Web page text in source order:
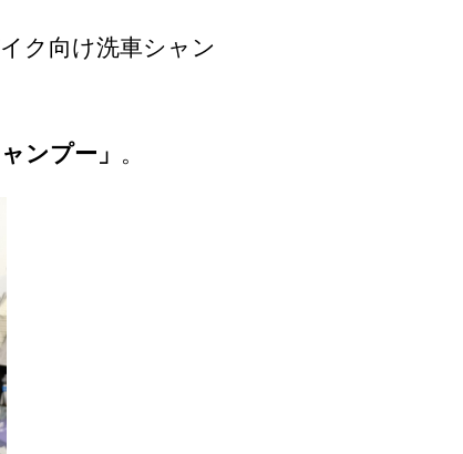
ク向け洗車シャン
ンプー」 。